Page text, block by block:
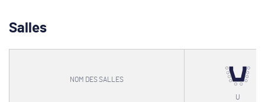
Salles
NOM DES SALLES
U